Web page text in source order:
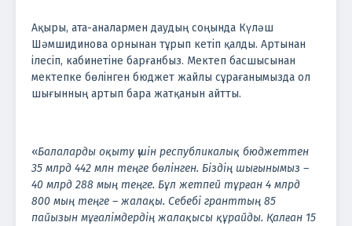
Ақыры, ата-аналармен даудың соңында Күләш
Шәмшидинова орнынан тұрып кетіп қалды. Артынан
ілесіп, кабинетіне барғанбыз. Мектеп басшысынан
мектепке бөлінген бюджет жайлы сұрағанымызда ол
шығынның артып бара жатқанын айтты.
«Балаларды оқыту үшін республикалық бюджеттен
35 млрд 442 млн теңге бөлінген. Біздің шығынымыз –
40 млрд 288 мың теңге. Бұл жетпей тұрған 4 млрд
800 мың теңге – жалақы. Себебі гранттың 85
пайызын мұғалімдердің жалақысы құрайды. Қалған 15